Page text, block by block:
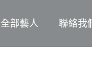
全部藝人 聯絡我